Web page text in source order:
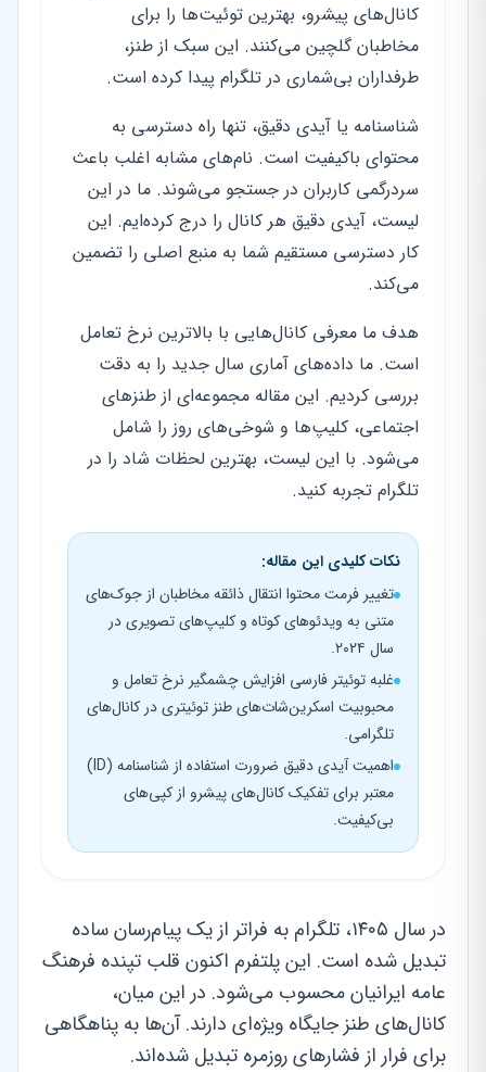
کانال‌های پیشرو، بهترین توئیت‌ها را برای
مخاطبان گلچین می‌کنند. این سبک از طنز،
طرفداران بی‌شماری در تلگرام پیدا کرده است.
شناسنامه یا آیدی دقیق، تنها راه دسترسی به
محتوای باکیفیت است. نام‌های مشابه اغلب باعث
سردرگمی کاربران در جستجو می‌شوند. ما در این
لیست، آیدی دقیق هر کانال را درج کرده‌ایم. این
کار دسترسی مستقیم شما به منبع اصلی را تضمین
می‌کند.
هدف ما معرفی کانال‌هایی با بالاترین نرخ تعامل
است. ما داده‌های آماری سال جدید را به دقت
بررسی کردیم. این مقاله مجموعه‌ای از طنزهای
اجتماعی، کلیپ‌ها و شوخی‌های روز را شامل
می‌شود. با این لیست، بهترین لحظات شاد را در
تلگرام تجربه کنید.
نکات کلیدی این مقاله:
تغییر فرمت محتوا انتقال ذائقه مخاطبان از جوک‌های
متنی به ویدئوهای کوتاه و کلیپ‌های تصویری در
سال ۲۰۲۴.
غلبه توئیتر فارسی افزایش چشمگیر نرخ تعامل و
محبوبیت اسکرین‌شات‌های طنز توئیتری در کانال‌های
تلگرامی.
اهمیت آیدی دقیق ضرورت استفاده از شناسنامه (ID)
معتبر برای تفکیک کانال‌های پیشرو از کپی‌های
بی‌کیفیت.
در سال ۱۴۰۵، تلگرام به فراتر از یک پیام‌رسان ساده
تبدیل شده است. این پلتفرم اکنون قلب تپنده فرهنگ
عامه ایرانیان محسوب می‌شود. در این میان،
کانال‌های طنز جایگاه ویژه‌ای دارند. آن‌ها به پناهگاهی
برای فرار از فشارهای روزمره تبدیل شده‌اند.